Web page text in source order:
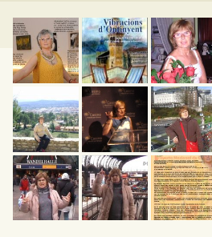
HUELLAS POÉTICAS DE
MI VIDA
Vibracions d’Ontinyent
DE